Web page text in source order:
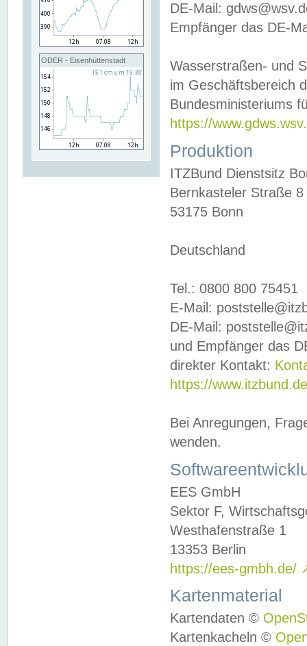
ODER - Eisenhüttenstadt
DE-Mail:
Empfänger das DE-
Wasserstraßen- und
im Geschäftsbereich
Bundesministeriums
https://
Produktion
ITZBund Dienstsitz
Bernkasteler Straße 8
53175 Bonn
Deutschland
Tel.: 0800 800 75451
E-Mail:
DE-Mail:
und Empfänger das
direkter Kontakt:
https://
Bei Anregungen,
wenden.
EES GmbH
Sektor F,
Westhafenstraße 1
13353 Berlin
https://ees-gmbh.de/
Kartenmaterial
Kartendaten ©
Kartenkacheln ©